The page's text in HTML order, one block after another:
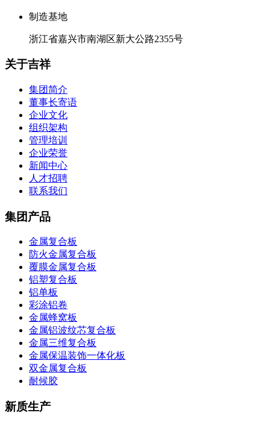
制造基地
浙江省嘉兴市南湖区新大公路2355号
关于吉祥
集团简介
董事长寄语
企业文化
组织架构
管理培训
企业荣誉
新闻中心
人才招聘
联系我们
集团产品
金属复合板
防火金属复合板
覆膜金属复合板
铝塑复合板
铝单板
彩涂铝卷
金属蜂窝板
金属铝波纹芯复合板
金属三维复合板
金属保温装饰一体化板
双金属复合板
耐候胶
新质生产